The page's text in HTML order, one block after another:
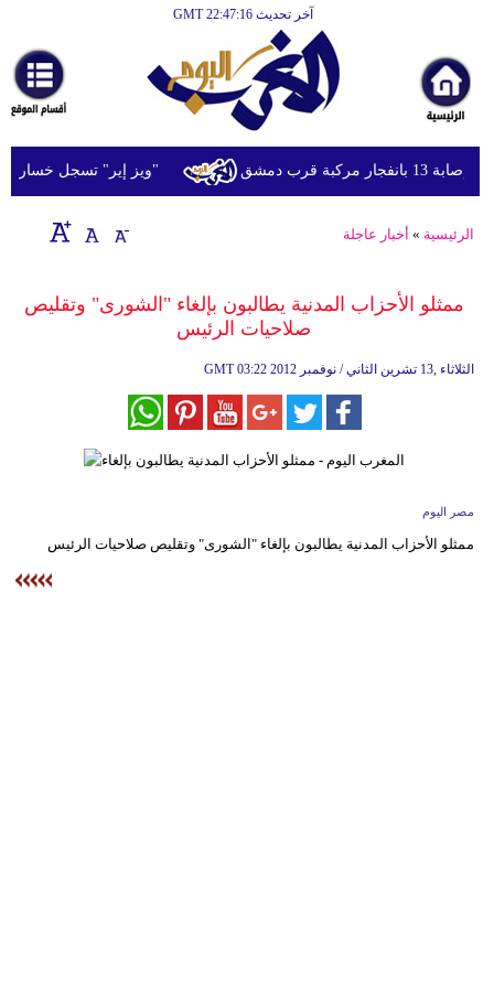
آخر تحديث GMT 22:47:16
أخبارعاجلة
رياضة
ثقافة
إقتصاد
وموسيقى
ديكور
"ويز إير" تسجل خسارة قرب دمشق
الرئيسية » أخبار عاجلة
ممثلو الأحزاب المدنية يطالبون بإلغاء "الشورى" وتقليص
صلاحيات الرئيس
GMT 03:22 2012 الثلاثاء ,13 تشرين الثاني / نوفمبر
مصر اليوم
ممثلو الأحزاب المدنية يطالبون بإلغاء "الشورى" وتقليص صلاحيات الرئيس